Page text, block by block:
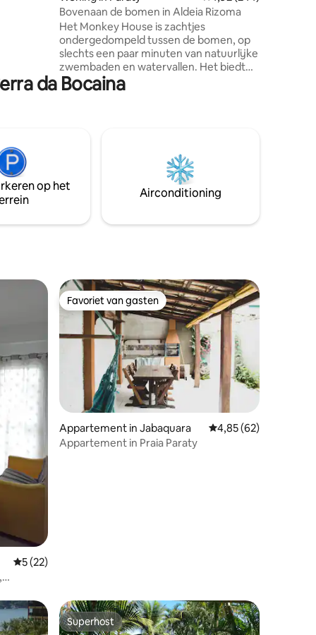
Bovenaan de bomen in Aldeia Rizoma
Het Monkey House is zachtjes
ondergedompeld tussen de bomen, op
slechts een paar minuten van natuurlijke
zwembaden en watervallen. Het biedt
veilige, comfortabele en volledig
uitgeruste binnenruimtes, snel internet
Aldeia Rizoma-retraitecentrum, met
toegang tot een sauna, massagegebied,
klimrek, natuurpaden,
agrobosbouwgebieden, gastronomie en
da Bocaina
op het
Airconditioning
Gemiddelde beoordeling van 5 uit 5, 22 recensies
5 (22)
Favoriet van gasten
Favoriet van gasten
Appartement in Jabaquara Gemiddelde
4,85 (62)
Appartement in Praia Paraty
Superhost
Superhost